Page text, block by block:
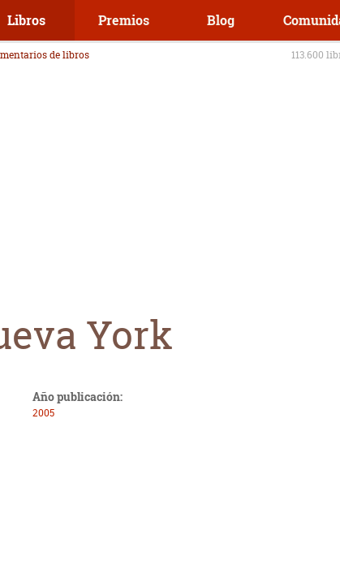
Libros Premios Blog
de libros
113.600
York
Año publicación:
2005